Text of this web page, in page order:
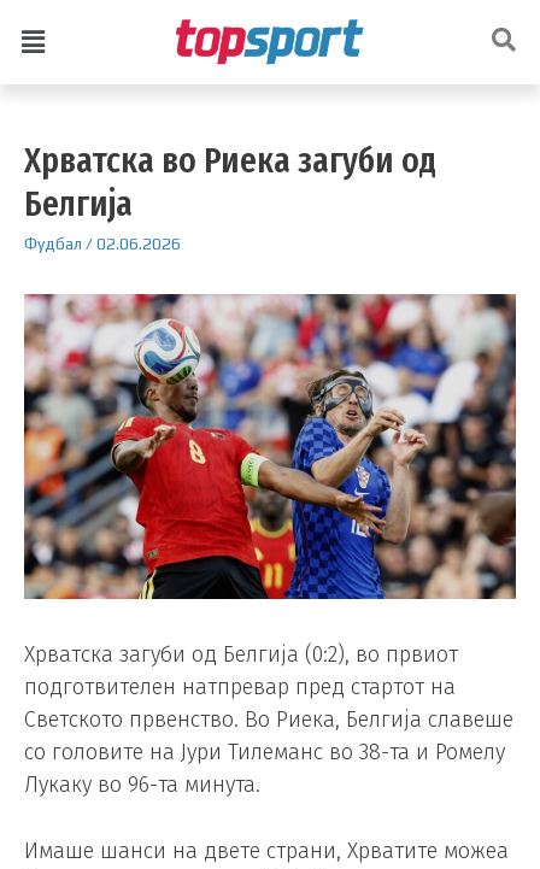
Хрватска во Риека загуби од
Белгија
Фудбал /02.06.2026
Хрватска загуби од Белгија (0:2), во првиот
подготвителен натпревар пред стартот на
Светското првенство. Во Риека, Белгија славеше
со головите на Јури Тилеманс во 38-та и Ромелу
Лукаку во 96-та минута.
Имаше шанси на двете страни, Хрватите можеа